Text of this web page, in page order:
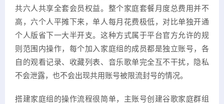
共六人共享全套会员权益。整个家庭套餐月度总费用并不
高，六个人平摊下来，单人每月花费极低，对比单独开通
个人版省下一大半开支。这种方式属于平台官方允许的规
则范围内操作，每个加入家庭组的成员都是独立账号，各
自的观看记录、收藏列表、音乐歌单完全互不干扰，隐私
不会泄露，也不会出现共用账号被限流封号的情况。
搭建家庭组的操作流程很简单，主账号创建谷歌家庭群组